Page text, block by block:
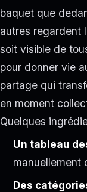
baquet que
autres regardent
soit visible de
pour donner vie
partage qui
en moment
Quelques
Un tableau
manuellement
Des